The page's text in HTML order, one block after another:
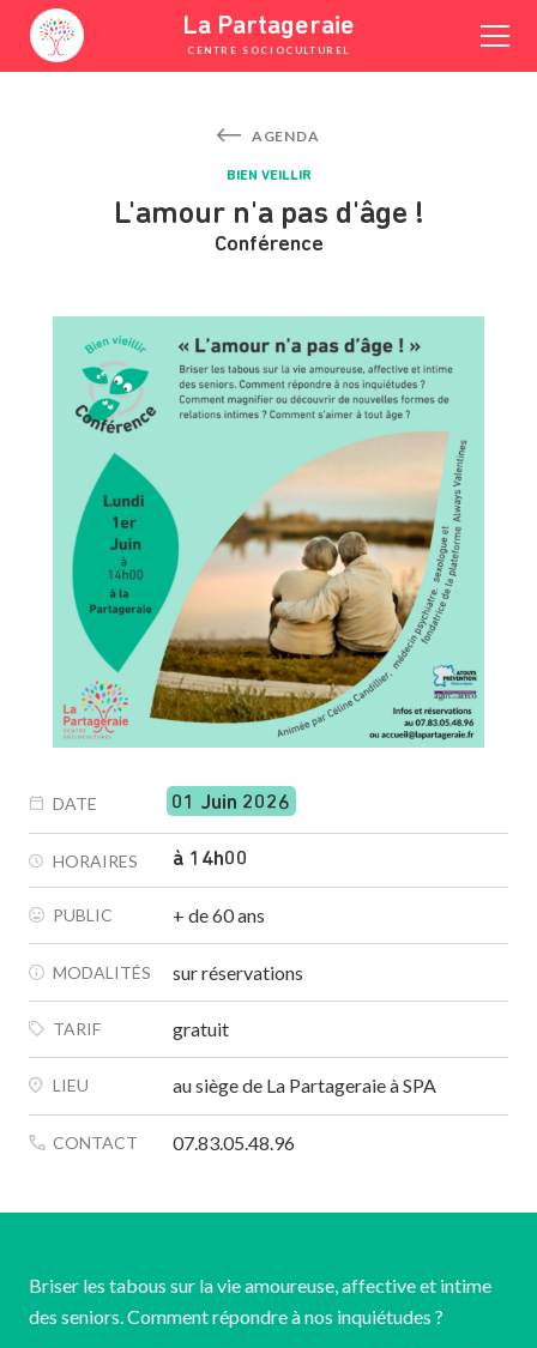
content
La Partageraie
CENTRE SOCIOCULTUREL
AGENDA
BIEN VEILLIR
L'amour n'a pas d'âge !
Conférence
DATE 01 Juin 2026
HORAIRES à 14h00
PUBLIC + de 60 ans
MODALITÉS sur réservations
TARIF gratuit
LIEU au siège de La Partageraie à SPA
CONTACT 07.83.05.48.96
Briser les tabous sur la vie amoureuse, affective et intime
des seniors. Comment répondre à nos inquiétudes ?